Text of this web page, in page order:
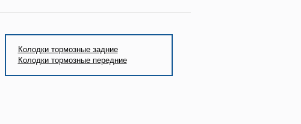
Колодки тормозные задние
Колодки тормозные передние